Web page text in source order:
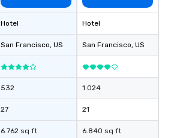
Since the menu is
have nothing to worry
remember to submit
date any dietary
allergies for anyone
Feel Like a VIP at
restaurant or being
than desirable table.
Hotel
San Francisco, US
532
27
6.762 sq ft
Hotel
San Francisco, US
1.024
21
6.840 sq ft